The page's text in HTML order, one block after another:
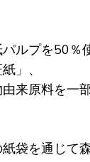
ルプを50％
」、
来原料を一
袋を通じて